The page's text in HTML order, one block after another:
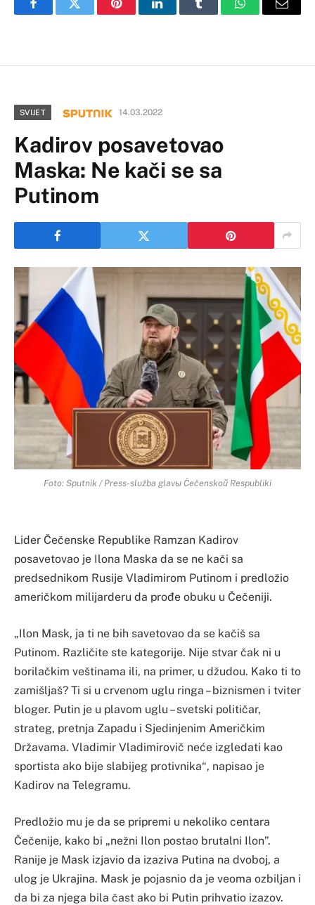
FacebookTwitter PinterestLinkedInTumblr WhatsAppEmail
SVIJET 14.03.2022
Kadirov posavetovao
Maska: Ne kači se sa
Putinom
Foto: Sputnik / Press-služba glavы Čečenskoй Respubliki
Lider Čečenske Republike Ramzan Kadirov
posavetovao je Ilona Maska da se ne kači sa
predsednikom Rusije Vladimirom Putinom i predložio
američkom milijarderu da prođe obuku u Čečeniji.
„Ilon Mask, ja ti ne bih savetovao da se kačiš sa
Putinom. Različite ste kategorije. Nije stvar čak ni u
borilačkim veštinama ili, na primer, u džudou. Kako ti to
zamišljaš? Ti si u crvenom uglu ringa – biznismen i tviter
bloger. Putin je u plavom uglu – svetski političar,
strateg, pretnja Zapadu i Sjedinjenim Američkim
Državama. Vladimir Vladimirovič neće izgledati kao
sportista ako bije slabijeg protivnika“, napisao je
Kadirov na Telegramu.
Predložio mu je da se pripremi u nekoliko centara
Čečenije, kako bi „nežni Ilon postao brutalni Ilon”.
Ranije je Mask izjavio da izaziva Putina na dvoboj, a
ulog je Ukrajina. Mask je pojasnio da je veoma ozbiljan i
da bi za njega bila čast ako bi Putin prihvatio izazov.